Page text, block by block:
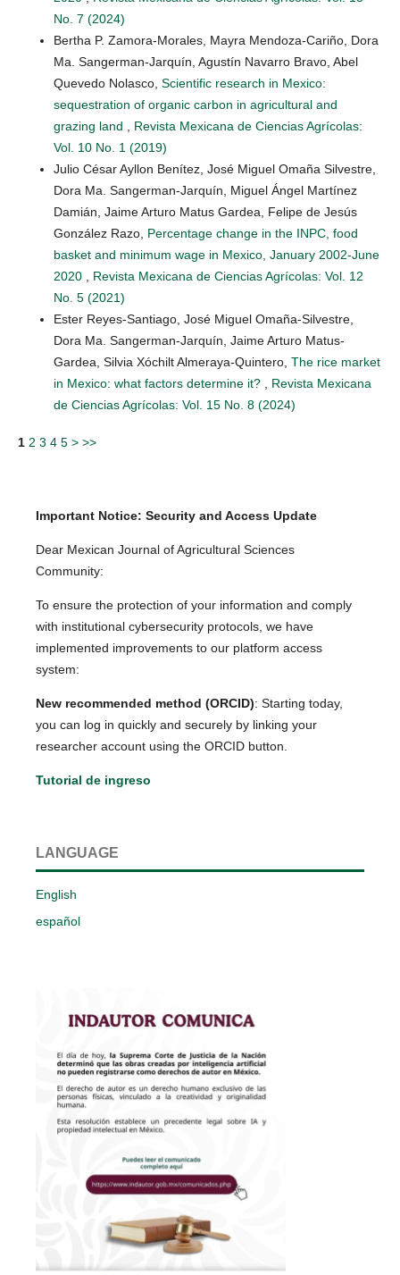
No. 7 (2024)
Bertha P. Zamora-Morales, Mayra Mendoza-Cariño, Dora
Ma. Sangerman-Jarquín, Agustín Navarro Bravo, Abel
Quevedo Nolasco, Scientific research in Mexico:
sequestration of organic carbon in agricultural and
grazing land
Revista Mexicana de Ciencias Agrícolas:
Vol. 10 No. 1 (2019)
Julio César Ayllon Benítez, José Miguel Omaña Silvestre,
Dora Ma. Sangerman-Jarquín, Miguel Ángel Martínez
Damián, Jaime Arturo Matus Gardea, Felipe de Jesús
González Razo, Percentage change in the INPC, food
basket and minimum wage in Mexico, January 2002-June
2020
Revista Mexicana de Ciencias Agrícolas: Vol. 12
No. 5 (2021)
Ester Reyes-Santiago, José Miguel Omaña-Silvestre,
Dora Ma. Sangerman-Jarquín, Jaime Arturo Matus-
Gardea, Silvia Xóchilt Almeraya-Quintero, The rice market
in Mexico: what factors determine it?
Revista Mexicana
de Ciencias Agrícolas: Vol. 15 No. 8 (2024)
1 2 3 4 5 > >>
Important Notice: Security and Access Update
Dear Mexican Journal of Agricultural Sciences
Community:
To ensure the protection of your information and comply
with institutional cybersecurity protocols, we have
implemented improvements to our platform access
system:
New recommended method (ORCID): Starting today,
you can log in quickly and securely by linking your
researcher account using the ORCID button.
Tutorial de ingreso
LANGUAGE
English
español